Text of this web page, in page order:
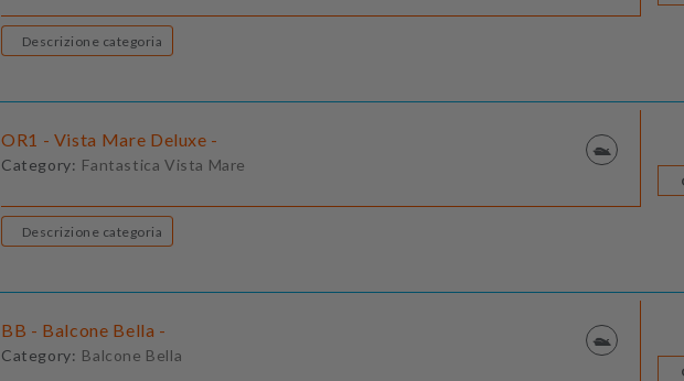
Descrizione categoria
OR1 - Vista Mare Deluxe -
Category: Fantastica Vista Mare
Descrizione categoria
BB - Balcone Bella -
Category: Balcone Bella